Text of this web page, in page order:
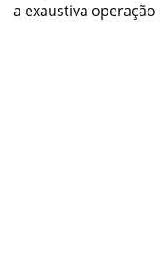
a exaustiva